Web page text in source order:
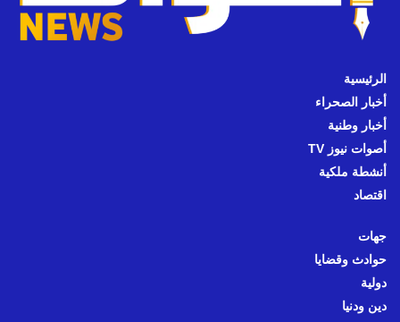
الرئيسية
أخبار الصحراء
أخبار وطنية
أصوات نيوز TV
أنشطة ملكية
اقتصاد
جهات
حوادث وقضايا
دولية
دين ودنيا